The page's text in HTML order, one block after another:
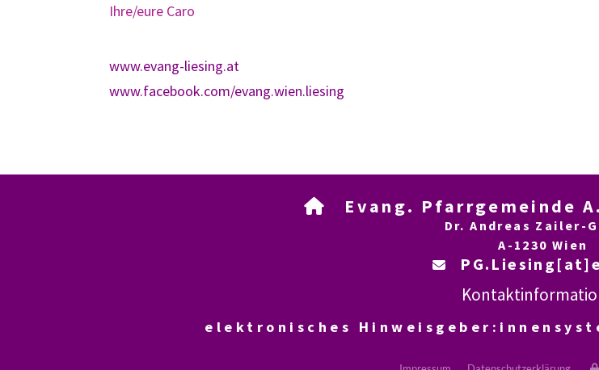
Ihre/eure Caro
www.evang-liesing.at
www.facebook.com/evang.wien.liesing
 Evang. Pfarrgemeinde
Dr. Andreas Zailer-
A-1230 Wien

elektronisches